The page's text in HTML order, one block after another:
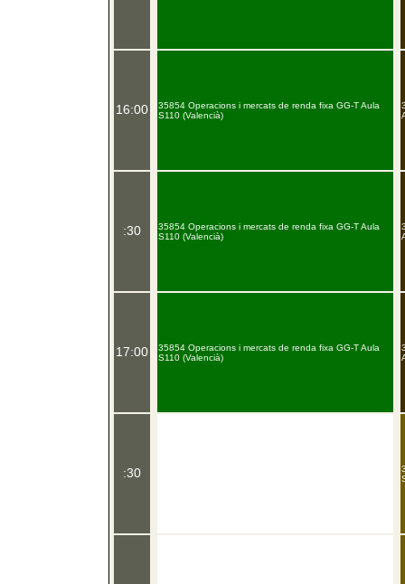
16:00
:30
17:00
:30
35854 Operacions i mercats de renda fixa GG-T Aula
S110 (Valencià)
35854 Operacions i mercats de renda fixa GG-T Aula
S110 (Valencià)
35854 Operacions i mercats de renda fixa GG-T Aula
S110 (Valencià)